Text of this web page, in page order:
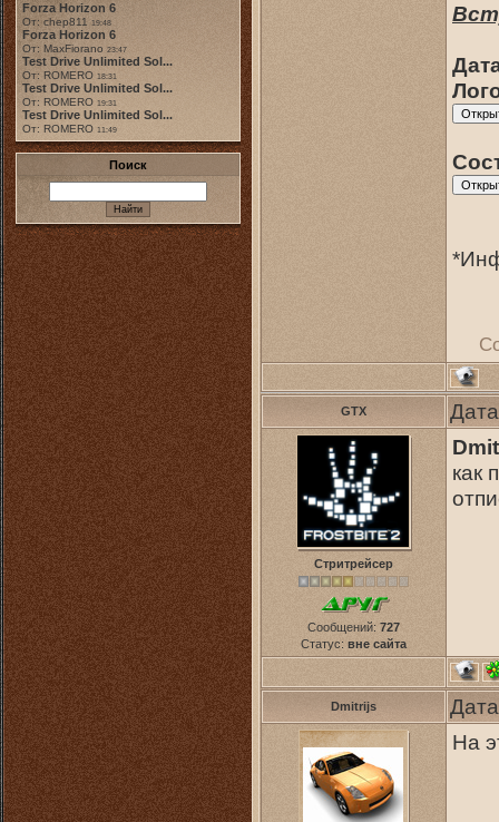
Forza Horizon 6
От: chep811 19:48
Forza Horizon 6
От: MaxFiorano 23:47
Test Drive Unlimited Sol...
От: ROMERO 18:31
Test Drive Unlimited Sol...
От: ROMERO 19:31
Test Drive Unlimited Sol...
От: ROMERO 11:49
Поиск
GTX
Стритрейсер
Сообщений: 727
Статус: вне сайта
как
Dmitrijs
На